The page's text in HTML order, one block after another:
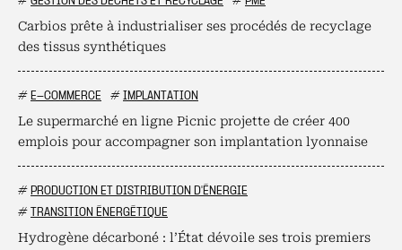
Carbios prête à industrialiser ses procédés de recyclage
des tissus synthétiques
# E-COMMERCE # IMPLANTATION
Le supermarché en ligne Picnic projette de créer 400
emplois pour accompagner son implantation lyonnaise
# PRODUCTION ET DISTRIBUTION D'ÉNERGIE
# TRANSITION ÉNERGÉTIQUE
Hydrogène décarboné : l’État dévoile ses trois premiers